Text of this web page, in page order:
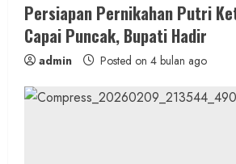
Persiapan Pernikahan Putri
Capai Puncak, Bupati Hadir
admin Posted on 4 bulan ago